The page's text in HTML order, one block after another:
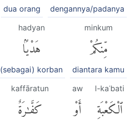
dengannya/padanya
dua orang
minkum
مِّنكُمْ
diantara kamu
hadyan
هَدْيًۢا
(sebagai) korban
l-kaʿbati
ٱلْكَعْبَةِ
aw
أَوْ
kaffāratun
كَفَّٰرَةٌ